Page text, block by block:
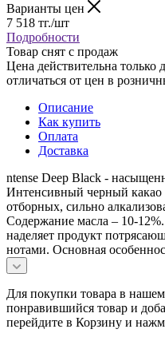
Варианты цен
7 518 тг./шт
Подробности
Товар снят с продаж
Цена действительна только
отличаться от цен в
Описание
Как купить
Оплата
Доставка
ntense Deep Black -
Интенсивный черный какао
отборных, сильно
Содержание масла – 10-
наделяет продукт
нотами. Основная
Для покупки товара в
понравившийся товар и
перейдите в Корзину и